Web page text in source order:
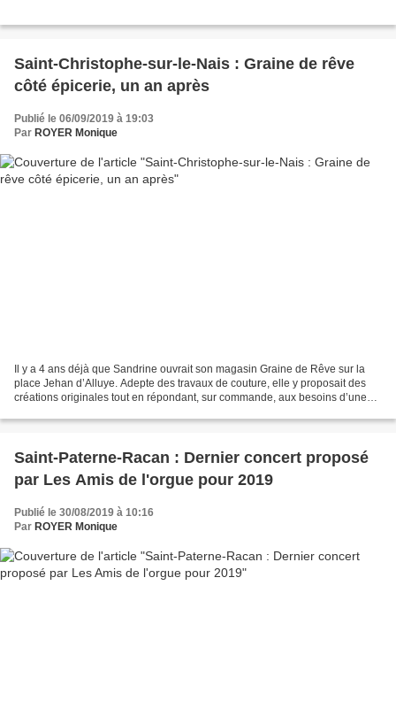
Saint-Christophe-sur-le-Nais : Graine de rêve
côté épicerie, un an après
Publié le 06/09/2019 à 19:03
Par ROYER Monique
Il y a 4 ans déjà que Sandrine ouvrait son magasin Graine de Rêve sur la
place Jehan d’Alluye. Adepte des travaux de couture, elle y proposait des
créations originales tout en répondant, sur commande, aux besoins d’une
Saint-Paterne-Racan : Dernier concert proposé
par Les Amis de l'orgue pour 2019
Publié le 30/08/2019 à 10:16
Par ROYER Monique